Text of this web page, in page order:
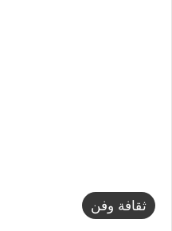
ثقافة وفن